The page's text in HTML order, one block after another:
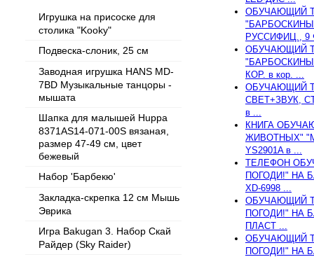
Игрушка на присоске для
столика "Kooky"
Подвеска-слоник, 25 см
Заводная игрушка HANS MD-
7BD Музыкальные танцоры -
мышата
Шапка для малышей Huppa
8371AS14-071-00S вязаная,
размер 47-49 см, цвет
бежевый
Набор 'Барбекю'
Закладка-скрепка 12 см Мышь
Эврика
Игра Bakugan 3. Набор Скай
Райдер (Sky Raider)
ОБУЧАЮЩИЙ
РУССИФИЦ., 9
ОБУЧАЮЩИЙ
КОР. в кор. ...
ОБУЧАЮЩИЙ
СВЕТ+ЗВУК,
в ...
КНИГА
ЖИВОТНЫХ"
YS2901A в ...
ТЕЛЕФОН
ПОГОДИ!" НА
XD-6998 ...
ОБУЧАЮЩИЙ
ПОГОДИ!" НА
ПЛАСТ ...
ОБУЧАЮЩИЙ
ПОГОДИ!" НА